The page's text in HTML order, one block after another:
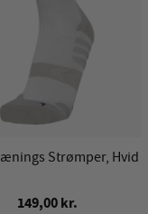
Strømper, Hvid
149,00 kr.